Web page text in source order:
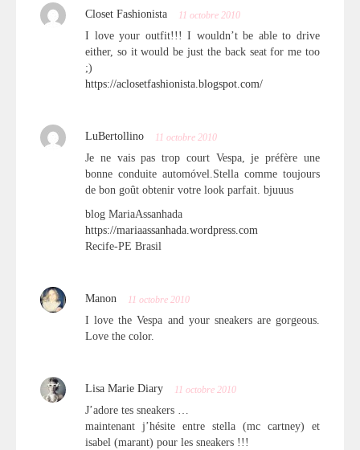
Closet Fashionista 11 octobre 2010
I love your outfit!!! I wouldn’t be able to drive
either, so it would be just the back seat for me too
;)
https://aclosetfashionista.blogspot.com/
LuBertollino 11 octobre 2010
Je ne vais pas trop court Vespa, je préfère une
bonne conduite automóvel.Stella comme toujours
de bon goût obtenir votre look parfait. bjuuus
blog MariaAssanhada
https://mariaassanhada.wordpress.com
Recife-PE Brasil
Manon 11 octobre 2010
I love the Vespa and your sneakers are gorgeous.
Love the color.
Lisa Marie Diary 11 octobre 2010
J’adore tes sneakers …
maintenant j’hésite entre stella (mc cartney) et
isabel (marant) pour les sneakers !!!